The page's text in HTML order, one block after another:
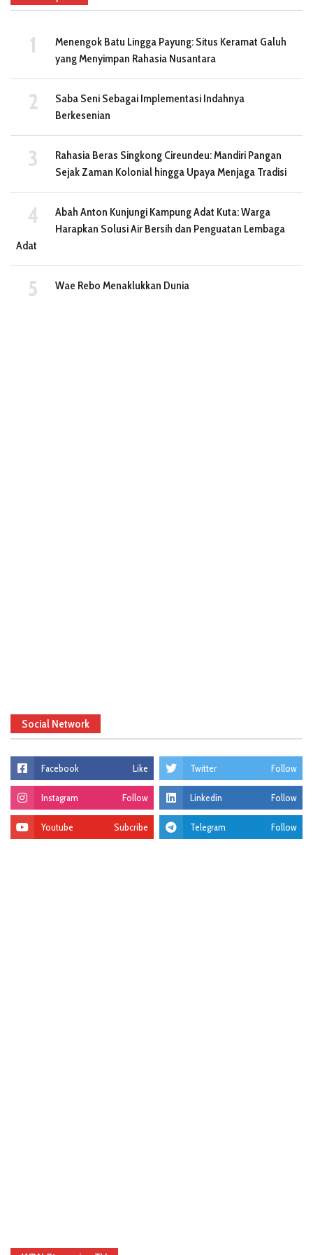
Menengok Batu Lingga Payung: Situs Keramat Galuh
yang Menyimpan Rahasia Nusantara
Saba Seni Sebagai Implementasi Indahnya
Berkesenian
Rahasia Beras Singkong Cireundeu: Mandiri Pangan
Sejak Zaman Kolonial hingga Upaya Menjaga Tradisi
Abah Anton Kunjungi Kampung Adat Kuta: Warga
Harapkan Solusi Air Bersih dan Penguatan Lembaga
Adat
Wae Rebo Menaklukkan Dunia
Social Network
Facebook Like Twitter Follow
Instagram Follow Linkedin Follow
Youtube Subcribe Telegram Follow